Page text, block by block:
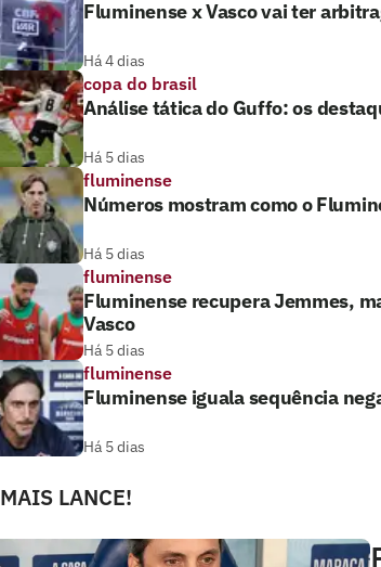
Fluminense x Vasco vai ter
Há 4 dias
copa do brasil
Análise tática do Guffo: os
Há 5 dias
fluminense
Números mostram como o
Há 5 dias
fluminense
Fluminense recupera Jemmes,
Vasco
Há 5 dias
fluminense
Fluminense iguala sequência
Há 5 dias
MAIS LANCE!